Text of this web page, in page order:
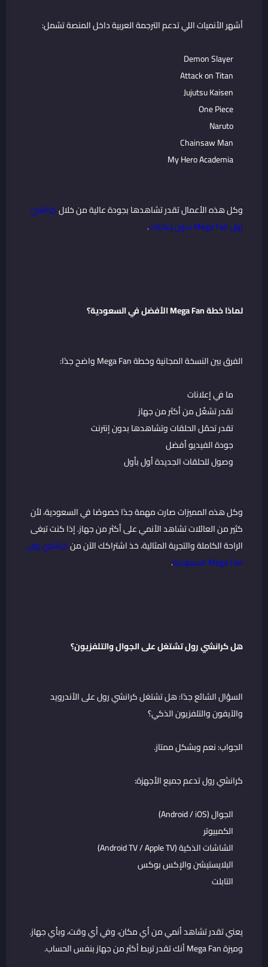
أشهر الأنميات اللي تدعم الترجمة العربية داخل المنصة تشمل:
Demon Slayer
Attack on Titan
Jujutsu Kaisen
One Piece
Naruto
Chainsaw Man
My Hero Academia
وكل هذه الأعمال تقدر تشاهدها بجودة عالية من خلالكرانشي
رول Mega Fan بدون إعلانات
.
لماذا خطة Mega Fan الأفضل في السعودية؟
الفرق بين النسخة المجانية وخطة Mega Fan واضح جدًا:
ما في إعلانات
تقدر تشغّل من أكثر من جهاز
تقدر تحمّل الحلقات وتشاهدها بدون إنترنت
جودة الفيديو أفضل
وصول للحلقات الجديدة أول بأول
وكل هذه المميزات صارت مهمة جدًا خصوصًا في السعودية، لأن
كثير من العائلات تشاهد الأنمي على أكثر من جهاز. إذا كنت تبغى
الراحة الكاملة والتجربة المثالية، خذ اشتراكك الآن منكرانشي رول
Mega Fan السعودية
.
هل كرانشي رول تشتغل على الجوال والتلفزيون؟
السؤال الشائع جدًا: هل تشتغل كرانشي رول على الأندرويد
والآيفون والتلفزيون الذكي؟
الجواب: نعم وبشكل ممتاز.
كرانشي رول تدعم جميع الأجهزة:
الجوال (Android / iOS)
الكمبيوتر
الشاشات الذكية (Android TV / Apple TV)
البلايستيشن والإكس بوكس
التابلت
يعني تقدر تشاهد أنمي من أي مكان، وفي أي وقت، وبأي جهاز.
وميزة Mega Fan أنك تقدر تربط أكثر من جهاز بنفس الحساب.